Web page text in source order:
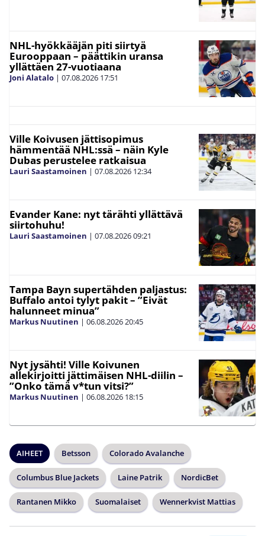
NHL-hyökkääjän piti siirtyä
Eurooppaan – päättikin uransa
yllättäen 27-vuotiaana
Joni Alatalo | 07.08.2026 17:51
Ville Koivusen jättisopimus
hämmentää NHL:ssä – näin Kyle
Dubas perustelee ratkaisua
Lauri Saastamoinen | 07.08.2026 12:34
Evander Kane: nyt tärähti yllättävä
siirtohuhu!
Lauri Saastamoinen | 07.08.202609:21
Tampa Bayn supertähden paljastus:
Buffalo antoi tylyt pakit – ”Eivät
halunneet minua”
Markus Nuutinen | 06.08.202620:45
Nyt jysähti! Ville Koivunen
allekirjoitti jättimäisen NHL-diilin –
”Onko tämä v*tun vitsi?”
Markus Nuutinen | 06.08.2026 18:15
AIHEET Betsson Colorado Avalanche
Columbus Blue Jackets Laine Patrik NordicBet
Rantanen Mikko Suomalaiset Wennerkvist Mattias